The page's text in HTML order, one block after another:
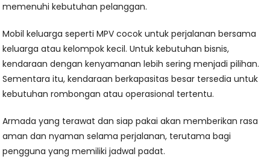
memenuhi kebutuhan pelanggan.
Mobil keluarga seperti MPV cocok untuk perjalanan bersama
keluarga atau kelompok kecil. Untuk kebutuhan bisnis,
kendaraan dengan kenyamanan lebih sering menjadi pilihan.
Sementara itu, kendaraan berkapasitas besar tersedia untuk
kebutuhan rombongan atau operasional tertentu.
Armada yang terawat dan siap pakai akan memberikan rasa
aman dan nyaman selama perjalanan, terutama bagi
pengguna yang memiliki jadwal padat.